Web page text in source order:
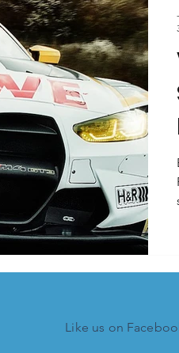
-
Like us on